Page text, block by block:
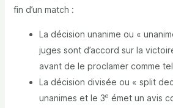
fin d’un match :
La décision unanime ou «
juges sont d’accord sur la
avant de le proclamer comme
La décision divisée ou « split
unanimes et le 3e émet un avis